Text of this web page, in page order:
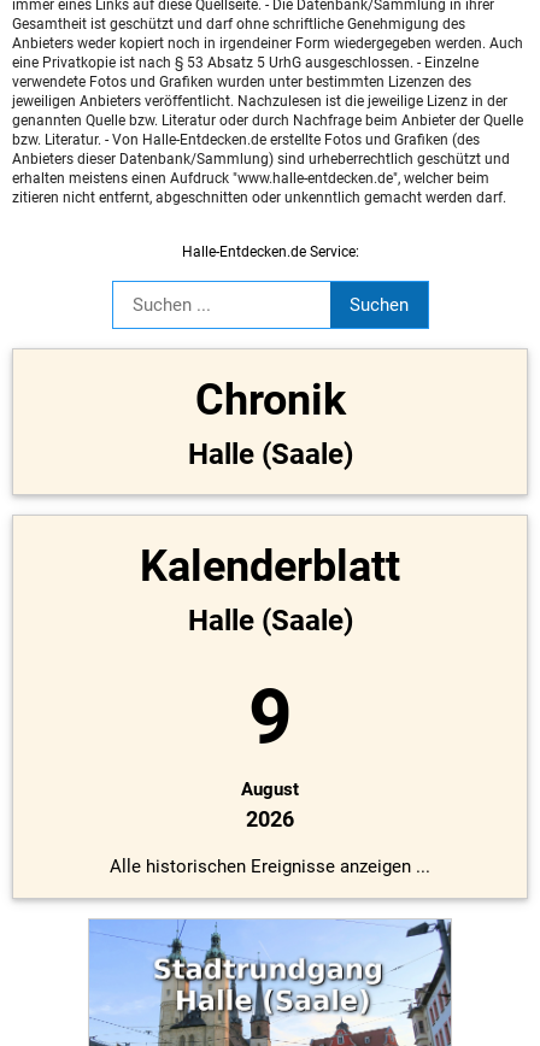
immer eines Links auf diese Quellseite. - Die Datenbank/Sammlung in ihrer
Gesamtheit ist geschützt und darf ohne schriftliche Genehmigung des
Anbieters weder kopiert noch in irgendeiner Form wiedergegeben werden. Auch
eine Privatkopie ist nach § 53 Absatz 5 UrhG ausgeschlossen. - Einzelne
verwendete Fotos und Grafiken wurden unter bestimmten Lizenzen des
jeweiligen Anbieters veröffentlicht. Nachzulesen ist die jeweilige Lizenz in der
genannten Quelle bzw. Literatur oder durch Nachfrage beim Anbieter der Quelle
bzw. Literatur. - Von Halle-Entdecken.de erstellte Fotos und Grafiken (des
Anbieters dieser Datenbank/Sammlung) sind urheberrechtlich geschützt und
erhalten meistens einen Aufdruck "www.halle-entdecken.de", welcher beim
zitieren nicht entfernt, abgeschnitten oder unkenntlich gemacht werden darf.
Halle-Entdecken.de Service:
Chronik
Halle (Saale)
Kalenderblatt
Halle (Saale)
9
August
2026
Alle historischen Ereignisse anzeigen ...